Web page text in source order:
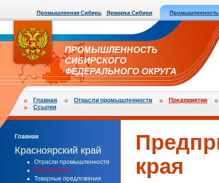
Промышленная Сибирь Ярмарка Сибири
Главная Отрасли промышленности
Предприятия
Ссылки
Главная
Красноярский край
Отрасли промышленности
Предприятия
Товарные предложения
края